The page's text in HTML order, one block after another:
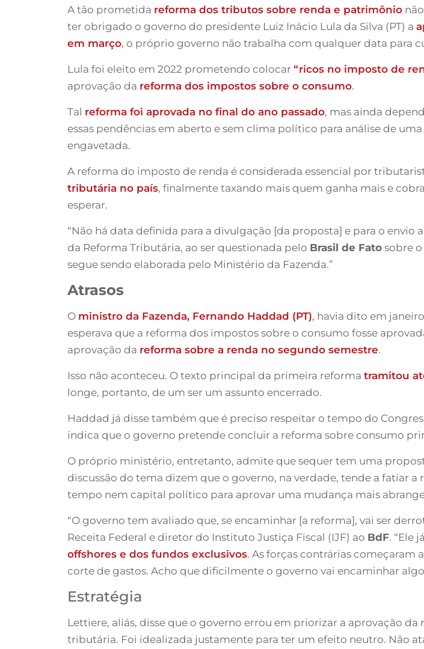
A tão prometida reforma dos tributos sobre renda e patrimônio
ter obrigado o governo do presidente Luiz Inácio Lula da Silva (PT) a
em março, o próprio governo não trabalha com qualquer data para
Lula foi eleito em 2022 prometendo colocar “ricos no imposto de
aprovação da reforma dos impostos sobre o consumo.
Tal reforma foi aprovada no final do ano passado, mas ainda
essas pendências em aberto e sem clima político para análise de
engavetada.
A reforma do imposto de renda é considerada essencial por
tributária no país, finalmente taxando mais quem ganha mais e
esperar.
“Não há data definida para a divulgação [da proposta] e para o envio
da Reforma Tributária, ao ser questionada pelo Brasil de Fato sobre
segue sendo elaborada pelo Ministério da Fazenda.”
Atrasos
O ministro da Fazenda, Fernando Haddad (PT), havia dito em
esperava que a reforma dos impostos sobre o consumo fosse
aprovação da reforma sobre a renda no segundo semestre.
Isso não aconteceu. O texto principal da primeira reforma tramitou
longe, portanto, de um ser um assunto encerrado.
Haddad já disse também que é preciso respeitar o tempo do
indica que o governo pretende concluir a reforma sobre consumo
O próprio ministério, entretanto, admite que sequer tem uma
discussão do tema dizem que o governo, na verdade, tende a fatiar
tempo nem capital político para aprovar uma mudança mais
“O governo tem avaliado que, se encaminhar [a reforma], vai ser
Receita Federal e diretor do Instituto Justiça Fiscal (IJF) ao BdF. “Ele
offshores e dos fundos exclusivos. As forças contrárias começaram
corte de gastos. Acho que dificilmente o governo vai encaminhar
Estratégia
Lettiere, aliás, disse que o governo errou em priorizar a aprovação
tributária. Foi idealizada justamente para ter um efeito neutro. Não